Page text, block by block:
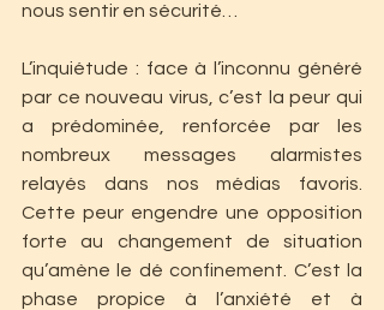
nous sentir en sécurité…
L’inquiétude : face à l’inconnu généré
par ce nouveau virus, c’est la peur qui
a prédominée, renforcée par les
nombreux messages alarmistes
relayés dans nos médias favoris.
Cette peur engendre une opposition
forte au changement de situation
qu’amène le dé confinement. C’est la
phase propice à l’anxiété et à